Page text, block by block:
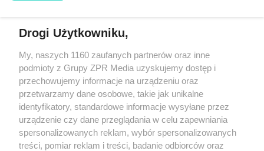
węgiel α, do którego przyłączone są:
grupa aminowa -NH2 o charakterze
zasadowym
grupa karboksylowa -COOH o charakterze
kwasowym
wodór -H
łańcuch boczny -R, który jest inny dla każdego
Drogi Użytkowniku,
My, naszych 1160 zaufanych partnerów oraz inne
podmioty z Grupy ZPR Media uzyskujemy dostęp i
przechowujemy informacje na urządzeniu oraz
przetwarzamy dane osobowe, takie jak unikalne
identyfikatory, standardowe informacje wysyłane przez
urządzenie czy dane przeglądania w celu zapewniania
spersonalizowanych reklam, wybór spersonalizowanych
treści, pomiar reklam i treści, badanie odbiorców oraz